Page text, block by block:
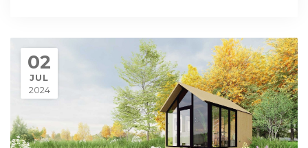
02
JUL
2024